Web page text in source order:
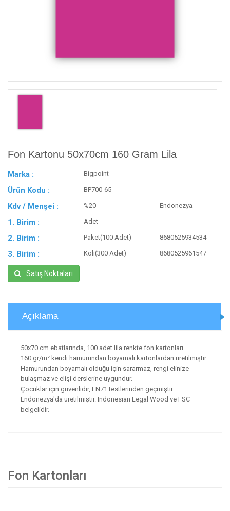
Fon Kartonu 50x70cm 160 Gram Lila
Marka : Bigpoint
Ürün Kodu : BP700-65
Kdv / Menşei : %20 Endonezya
1. Birim : Adet
2. Birim : Paket(100 Adet) 8680525934534
3. Birim : Koli(300 Adet) 8680525961547
Satış Noktaları
Açıklama
50x70 cm ebatlarında, 100 adet lila renkte fon kartonları
160 gr/m² kendi hamurundan boyamalı kartonlardan üretilmiştir.
Hamurundan boyamalı olduğu için sararmaz, rengi elinize
bulaşmaz ve elişi derslerine uygundur.
Çocuklar için güvenlidir, EN71 testlerinden geçmiştir.
Endonezya'da üretilmiştir. Indonesian Legal Wood ve FSC
belgelidir.
Fon Kartonları